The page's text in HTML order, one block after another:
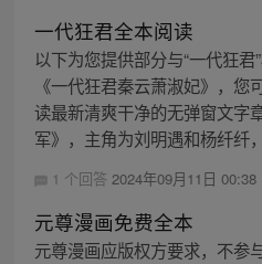
一代狂君全本阅读
以下为您提供部分与“一代狂
《一代狂君秦云萧淑妃》，
读最新清爽干净的无弹窗文字
军》，主角为刘明遇和杨纤纤
1 个回答 2024年09月11日 00:38
元尊漫画免费全本
元尊漫画应版权方要求，不参